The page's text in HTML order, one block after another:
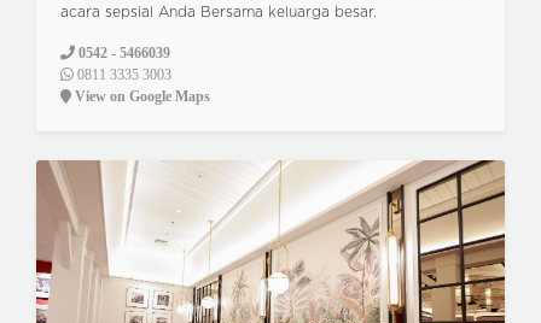
acara sepsial Anda Bersama keluarga besar.
0542 - 5466039
0811 3335 3003
View on Google Maps